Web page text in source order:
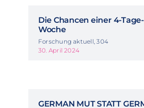
Die Chancen einer 4-Tage-
Woche
Forschung aktuell, 304
30. April 2024
GERMAN MUT STATT